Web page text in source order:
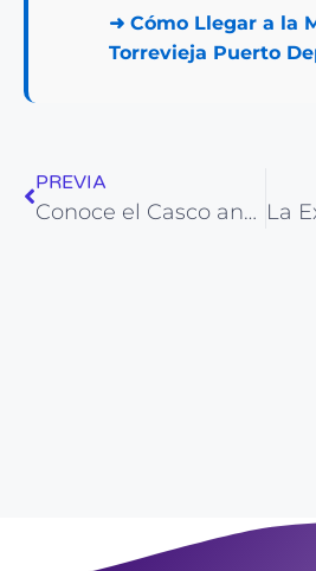
➜ Cómo Llegar a la
Torrevieja Puerto
PREVIA
Conoce el Casco antiguo de Benidorm y disfruta